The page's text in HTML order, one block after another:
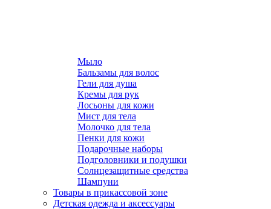
Мыло
Бальзамы для волос
Гели для душа
Кремы для рук
Лосьоны для кожи
Мист для тела
Молочко для тела
Пенки для кожи
Подарочные наборы
Подголовники и подушки
Солнцезащитные средства
Шампуни
Товары в прикассовой зоне
Детская одежда и аксессуары